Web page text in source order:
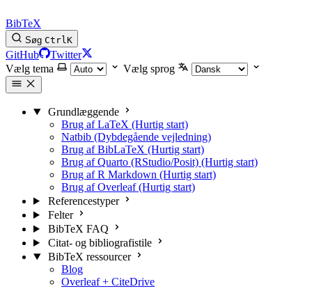
BibTeX
Søg CtrlK
GitHub
Twitter
Vælg tema
Vælg sprog
Grundlæggende
Brug af LaTeX (Hurtig start)
Natbib (Dybdegående vejledning)
Brug af BibLaTeX (Hurtig start)
Brug af Quarto (RStudio/Posit) (Hurtig start)
Brug af R Markdown (Hurtig start)
Brug af Overleaf (Hurtig start)
Referencestyper
Felter
BibTeX FAQ
Citat- og bibliografistile
BibTeX ressourcer
Blog
Overleaf + CiteDrive